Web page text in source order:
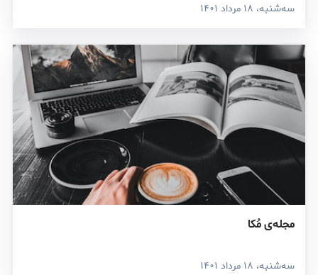
سه‌شنبه، ۱۸ مرداد ۱۴۰۱
مجله‌ی مُکا
سه‌شنبه، ۱۸ مرداد ۱۴۰۱